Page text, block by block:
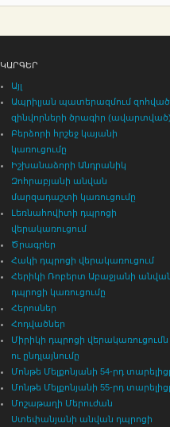
ԿԱՐԳԵՐ
Այլ
Ապրիլյան պատերազմում զոհված
զինվորների ծրագիր (ավարտված)
Բերձորի հրշեջ կայանի
կառուցումը
Իշխանաձորի Անդրանիկ
Զոհրաբյանի անվան
մարզադաշտի կառուցումը
Լեռնահովիտի դպրոցի
վերակառուցում
Ծրագրեր
Հակի դպրոցի վերակառուցում
Հերիկի Ռոբերտ Աբաջյանի
դպրոցի կառուցումը
Հերոսներ
Հոդվածներ
Միրիկի դպրոցի վերակառուցումն
ու ընդլայնումը
Մոնթե Մելքոնյանի 54-րդ
Մոնթե Մելքոնյանի 55-րդ
Մոշաթաղի Մերուժան
Ստեփանյանի անվան դպրոցի